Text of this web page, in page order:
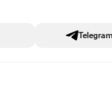
Telegram